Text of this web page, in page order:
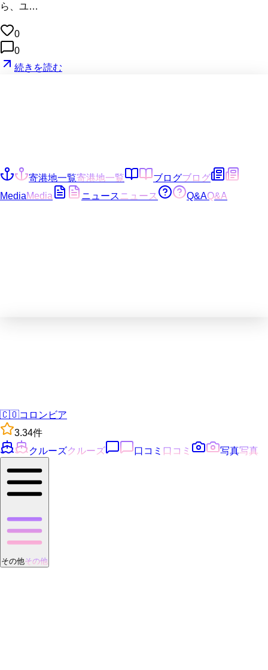
ら、ユ…
0
0
続きを読む
寄港地一覧寄港地一覧 ブログブログ
MediaMedia ニュース ニュース Q&AQ&A
🇨🇴コロンビア
3.34件
クルーズクルーズ 口コミ 口コミ 写真写真
その他その他